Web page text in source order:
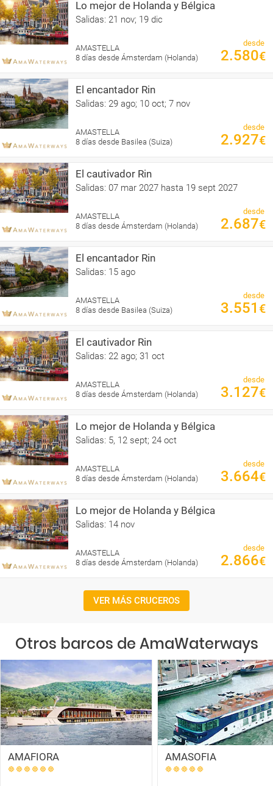
Lo mejor de Holanda y Bélgica
Salidas: 21 nov; 19 dic
AMASTELLA
8 días desde Ámsterdam (Holanda)
desde
2.580€
El encantador Rin
Salidas: 29 ago; 10 oct; 7 nov
AMASTELLA
8 días desde Basilea (Suiza)
desde
2.927€
El cautivador Rin
Salidas: 07 mar 2027 hasta 19 sept 2027
AMASTELLA
8 días desde Ámsterdam (Holanda)
desde
2.687€
El encantador Rin
Salidas: 15 ago
AMASTELLA
8 días desde Basilea (Suiza)
desde
3.551 €
El cautivador Rin
Salidas: 22 ago; 31 oct
AMASTELLA
8 días desde Ámsterdam (Holanda)
desde
3.127€
Lo mejor de Holanda y Bélgica
Salidas: 5, 12 sept; 24 oct
AMASTELLA
8 días desde Ámsterdam (Holanda)
desde
3.664€
Lo mejor de Holanda y Bélgica
Salidas: 14 nov
AMASTELLA
8 días desde Ámsterdam (Holanda)
desde
2.866€
VER MÁS CRUCEROS
Otros barcos de AmaWaterways
AMAFIORA AMASOFIA